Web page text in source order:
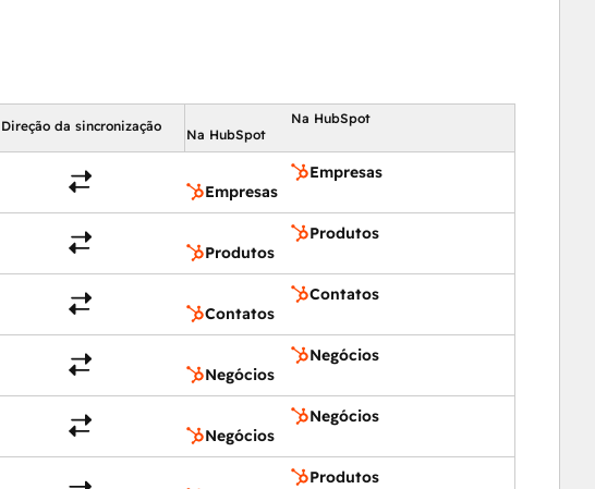
Direção da sincronização
Na HubSpot
Na HubSpot
Empresas
Empresas
Produtos
Produtos
Contatos
Contatos
Negócios
Negócios
Negócios
Negócios
Produtos